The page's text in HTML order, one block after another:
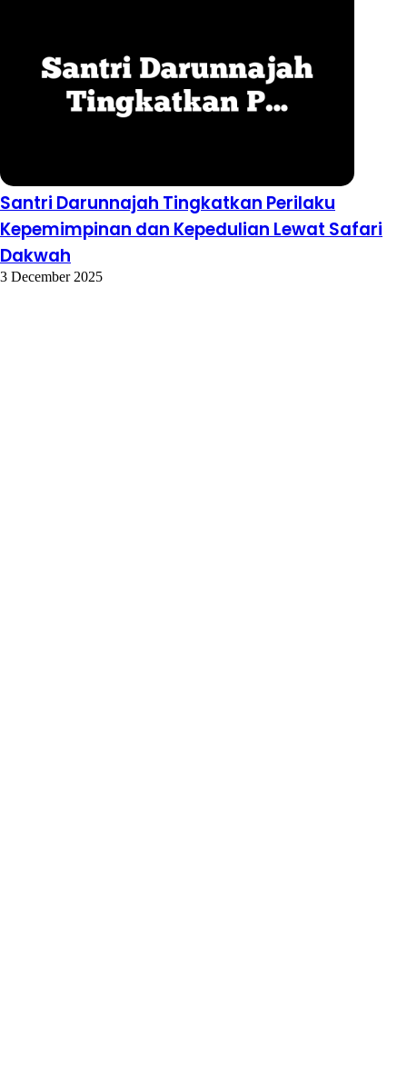
Santri Darunnajah Tingkatkan Perilaku
Kepemimpinan dan Kepedulian Lewat Safari
Dakwah
3 December 2025